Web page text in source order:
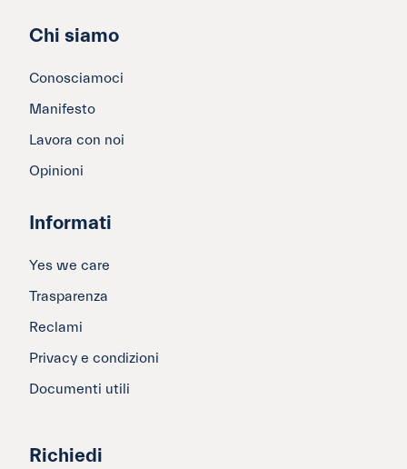
Chi siamo
Conosciamoci
Manifesto
Lavora con noi
Opinioni
Informati
Yes we care
Trasparenza
Reclami
Privacy e condizioni
Documenti utili
Richiedi